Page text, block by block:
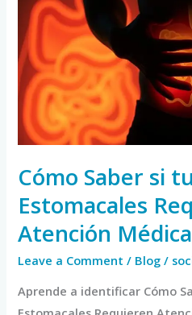
Cómo Saber si
Estomacales
Atención
Leave a Comment / Blog /
Aprende a identificar Cómo
tus
Dolores
Estomacales
Requieren
Atención
Médica
Urgente